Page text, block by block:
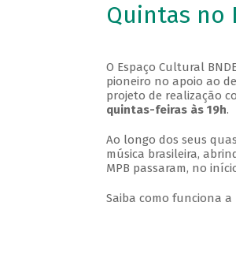
Quintas no
O Espaço Cultural
pioneiro no apoio ao
projeto de realização
quintas-feiras às 19h.
Ao longo dos seus
música brasileira,
MPB passaram, no
Saiba como funciona a